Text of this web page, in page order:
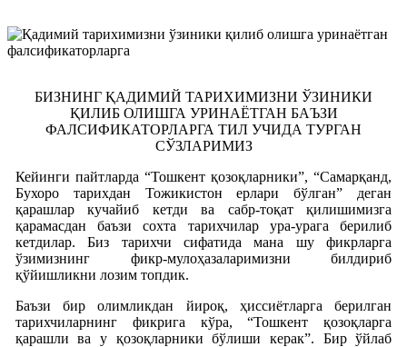
БИЗНИНГ ҚАДИМИЙ ТАРИХИМИЗНИ ЎЗИНИКИ
ҚИЛИБ ОЛИШГА УРИНАЁТГАН БАЪЗИ
ФАЛСИФИКАТОРЛАРГА ТИЛ УЧИДА ТУРГАН
СЎЗЛАРИМИЗ
Кейинги пайтларда “Тошкент қозоқларники”, “Самарқанд,
Бухоро тарихдан Тожикистон ерлари бўлган” деган
қарашлар кучайиб кетди ва сабр-тоқат қилишимизга
қарамасдан баъзи сохта тарихчилар ура-урага берилиб
кетдилар. Биз тарихчи сифатида мана шу фикрларга
ўзимизнинг фикр-мулоҳазаларимизни билдириб
қўйишликни лозим топдик.
Баъзи бир олимликдан йироқ, ҳиссиётларга берилган
тарихчиларнинг фикрига кўра, “Тошкент қозоқларга
қарашли ва у қозоқларники бўлиши керак”. Бир ўйлаб